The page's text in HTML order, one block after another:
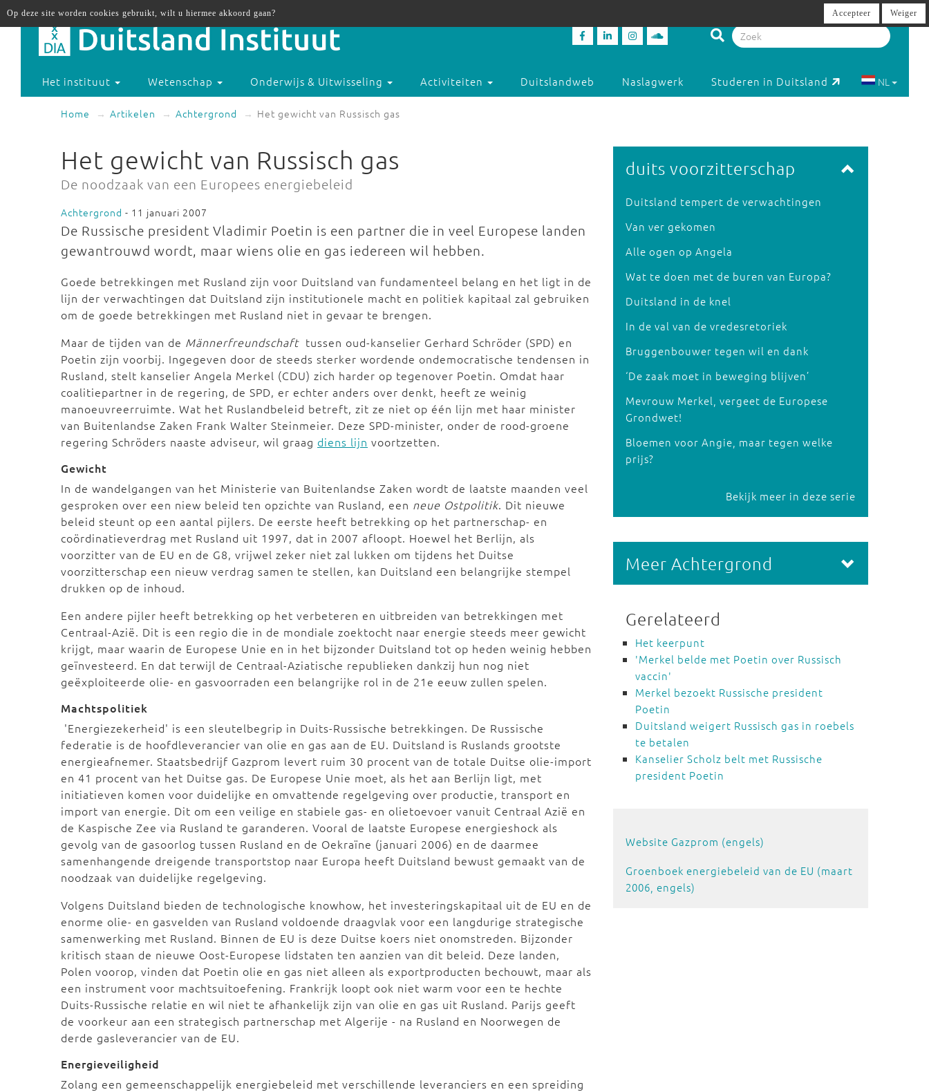
Het instituut Wetenschap Onderwijs & Uitwisseling Activiteiten Duitslandweb Naslagwerk Studeren in Duitsland NL
Home Artikelen Achtergrond Het gewicht van Russisch gas
Het gewicht van Russisch gas
De noodzaak van een Europees energiebeleid
Achtergrond - 11 januari 2007
De Russische president Vladimir Poetin is een partner die in veel Europese landen
gewantrouwd wordt, maar wiens olie en gas iedereen wil hebben.
Goede betrekkingen met Rusland zijn voor Duitsland van fundamenteel belang en het ligt in de
lijn der verwachtingen dat Duitsland zijn institutionele macht en politiek kapitaal zal gebruiken
om de goede betrekkingen met Rusland niet in gevaar te brengen.
Maar de tijden van de Männerfreundschafttussen oud-kanselier Gerhard Schröder (SPD) en
Poetin zijn voorbij. Ingegeven door de steeds sterker wordende ondemocratische tendensen in
Rusland, stelt kanselier Angela Merkel (CDU) zich harder op tegenover Poetin. Omdat haar
coalitiepartner in de regering, de SPD, er echter anders over denkt, heeft ze weinig
manoeuvreerruimte. Wat het Ruslandbeleid betreft, zit ze niet op één lijn met haar minister
van Buitenlandse Zaken Frank Walter Steinmeier. Deze SPD-minister, onder de rood-groene
regering Schröders naaste adviseur, wil graag diens lijn voortzetten.
Gewicht
In de wandelgangen van het Ministerie van Buitenlandse Zaken wordt de laatste maanden veel
gesproken over een niew beleid ten opzichte van Rusland, een neue Ostpolitik. Dit nieuwe
beleid steunt op een aantal pijlers. De eerste heeft betrekking op het partnerschap- en
coördinatieverdrag met Rusland uit 1997, dat in 2007 afloopt. Hoewel het Berlijn, als
voorzitter van de EU en de G8, vrijwel zeker niet zal lukken om tijdens het Duitse
voorzitterschap een nieuw verdrag samen te stellen, kan Duitsland een belangrijke stempel
drukken op de inhoud.
Een andere pijler heeft betrekking op het verbeteren en uitbreiden van betrekkingen met
Centraal-Azië. Dit is een regio die in de mondiale zoektocht naar energie steeds meer gewicht
krijgt, maar waarin de Europese Unie en in het bijzonder Duitsland tot op heden weinig hebben
geïnvesteerd. En dat terwijl de Centraal-Aziatische republieken dankzij hun nog niet
geëxploiteerde olie- en gasvoorraden een belangrijke rol in de 21e eeuw zullen spelen.
Machtspolitiek
'Energiezekerheid' is een sleutelbegrip in Duits-Russische betrekkingen. De Russische
federatie is de hoofdleverancier van olie en gas aan de EU. Duitsland is Ruslands grootste
energieafnemer. Staatsbedrijf Gazprom levert ruim 30 procent van de totale Duitse olie-import
en 41 procent van het Duitse gas. De Europese Unie moet, als het aan Berlijn ligt, met
initiatieven komen voor duidelijke en omvattende regelgeving over productie, transport en
import van energie. Dit om een veilige en stabiele gas- en olietoevoer vanuit Centraal Azië en
de Kaspische Zee via Rusland te garanderen. Vooral de laatste Europese energieshock als
gevolg van de gasoorlog tussen Rusland en de Oekraïne (januari 2006) en de daarmee
samenhangende dreigende transportstop naar Europa heeft Duitsland bewust gemaakt van de
noodzaak van duidelijke regelgeving.
Volgens Duitsland bieden de technologische knowhow, het investeringskapitaal uit de EU en de
enorme olie- en gasvelden van Rusland voldoende draagvlak voor een langdurige strategische
samenwerking met Rusland. Binnen de EU is deze Duitse koers niet onomstreden. Bijzonder
kritisch staan de nieuwe Oost-Europese lidstaten ten aanzien van dit beleid. Deze landen,
Polen voorop, vinden dat Poetin olie en gas niet alleen als exportproducten bechouwt, maar als
een instrument voor machtsuitoefening. Frankrijk loopt ook niet warm voor een te hechte
Duits-Russische relatie en wil niet te afhankelijk zijn van olie en gas uit Rusland. Parijs geeft
de voorkeur aan een strategisch partnerschap met Algerije - na Rusland en Noorwegen de
derde gasleverancier van de EU.
Energieveiligheid
Zolang een gemeenschappelijk energiebeleid met verschillende leveranciers en een spreiding
duits voorzitterschap
Duitsland tempert de verwachtingen
Van ver gekomen
Alle ogen op Angela
Wat te doen met de buren van Europa?
Duitsland in de knel
In de val van de vredesretoriek
Bruggenbouwer tegen wil en dank
‘De zaak moet in beweging blijven’
Mevrouw Merkel, vergeet de Europese
Grondwet!
Bloemen voor Angie, maar tegen welke
prijs?
Bekijk meer in deze serie
Meer Achtergrond
Gerelateerd
Het keerpunt
'Merkel belde met Poetin over Russisch
vaccin'
Merkel bezoekt Russische president
Poetin
Duitsland weigert Russisch gas in roebels
te betalen
Kanselier Scholz belt met Russische
president Poetin
Website Gazprom (engels)
Groenboek energiebeleid van de EU (maart
2006, engels)
Op deze site worden cookies gebruikt, wilt u hiermee akkoord gaan? Accepteer Weiger